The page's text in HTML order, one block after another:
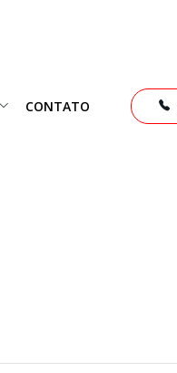
CONTATO